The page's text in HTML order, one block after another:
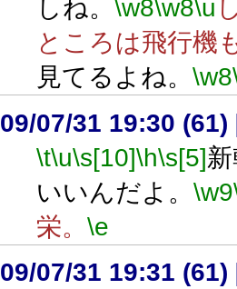
しね。 \w8\w8\u
ところは飛行機
見てるよね。 \w8
09/07/31 19:30 (61)
\t\u\s[10]\h\s[5]
いいんだよ。 \w9
栄。 \e
09/07/31 19:31 (61)